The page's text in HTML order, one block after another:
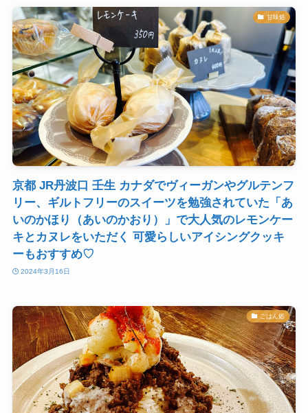
甘味処
京都 JR丹波口 壬生 カナダでヴィーガンやグルテンフ
リー、ギルトフリーのスイーツを勉強されていた「あ
いのかほり（あいのかおり）」で大人気のレモンケー
キとカヌレをいただく 可愛らしいアイシングクッキ
ーもおすすめ♡
2024年3月16日
ごはん処